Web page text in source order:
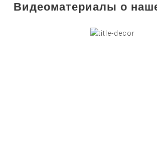
Видеоматериалы о